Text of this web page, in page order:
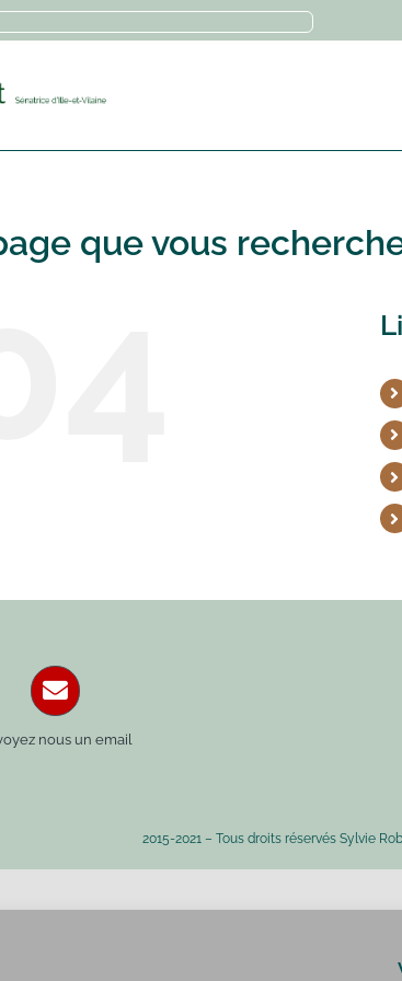
que vous
nous un email
2015-2021 – Tous droits réservés Sylvie